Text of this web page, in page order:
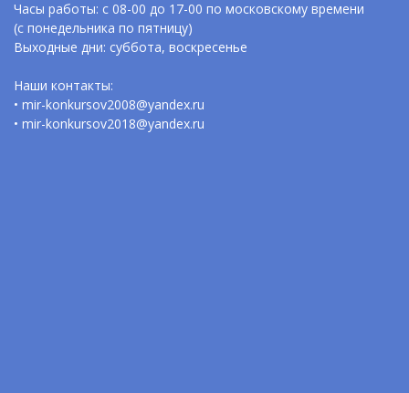
Часы работы: с 08-00 до 17-00 по московскому времени
(с понедельника по пятницу)
Выходные дни: суббота, воскресенье
Наши контакты:
• mir-konkursov2008@yandex.ru
• mir-konkursov2018@yandex.ru